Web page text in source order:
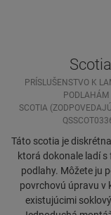
Scotia
PRÍSLUŠENSTVO K
PODLAHÁM
SCOTIA
Táto scotia je
ktorá dokonale ladí
podlahy. Môžete ju
povrchovú úpravu v
existujúcimi